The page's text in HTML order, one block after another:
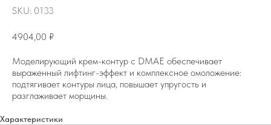
SKU: 0133
4904,00 ₽
Моделирующий крем-контур с DMAE обеспечивает
выраженный лифтинг-эффект и комплексное омоложение:
подтягивает контуры лица, повышает упругость и
разглаживает морщины.
Характеристики